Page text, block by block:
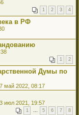
1 2 3 4
в РФ
1 2
Думы по
май 2022, 08:17
июл 2021, 19:57
1 … 5 6 7 8